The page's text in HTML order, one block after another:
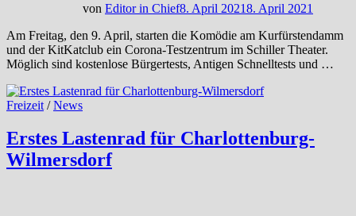
von Editor in Chief8. April 20218. April 2021
Am Freitag, den 9. April, starten die Komödie am Kurfürstendamm
und der KitKatclub ein Corona-Testzentrum im Schiller Theater.
Möglich sind kostenlose Bürgertests, Antigen Schnelltests und …
Freizeit /News
Erstes Lastenrad für Charlottenburg-
Wilmersdorf